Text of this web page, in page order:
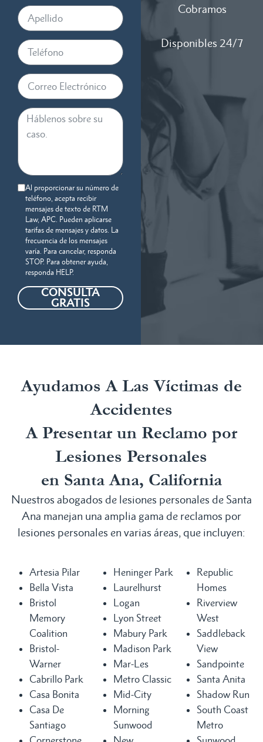
Al proporcionar su número de
teléfono, acepta recibir
mensajes de texto de RTM
Law, APC. Pueden aplicarse
tarifas de mensajes y datos. La
frecuencia de los mensajes
varía. Para cancelar, responda
STOP. Para obtener ayuda,
responda HELP.
CONSULTA
GRATIS
Cobramos
Disponibles 24/7
Ayudamos A Las Víctimas de
Accidentes
A Presentar un Reclamo por
Lesiones Personales
en Santa Ana, California
Nuestros abogados de lesiones personales de Santa
Ana manejan una amplia gama de reclamos por
lesiones personales en varias áreas, que incluyen:
Artesia Pilar
Bella Vista
Bristol
Memory
Coalition
Bristol-
Warner
Cabrillo Park
Casa Bonita
Casa De
Santiago
Heninger Park
Laurelhurst
Logan
Lyon Street
Mabury Park
Madison Park
Mar-Les
Metro Classic
Mid-City
Morning
Sunwood
Republic
Homes
Riverview
West
Saddleback
View
Sandpointe
Santa Anita
Shadow Run
South Coast
Metro